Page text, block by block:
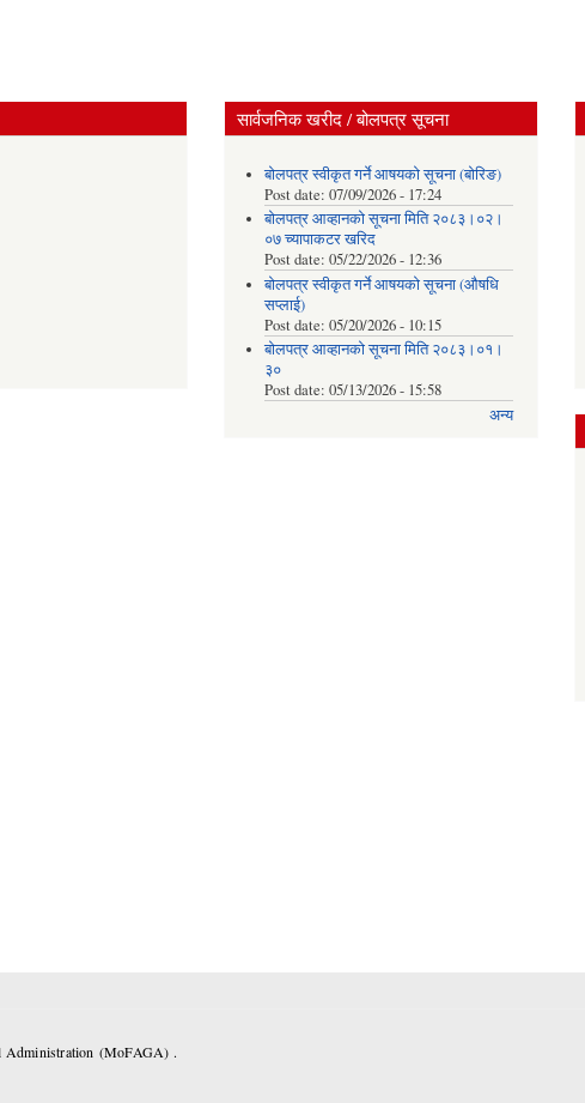
सार्वजनिक खरीद / बोलपत्र सूचना
बोलपत्र स्वीकृत गर्ने आषयको सूचना (बोरिङ)
Post date: 07/09/2026 - 17:24
बोलपत्र आव्हानको सूचना मिति २०८३।०२।
०७ च्यापाकटर खरिद
Post date: 05/22/2026 - 12:36
बोलपत्र स्वीकृत गर्ने आषयको सूचना (औषधि
सप्लाई)
Post date: 05/20/2026 - 10:15
बोलपत्र आव्हानको सूचना मिति २०८३।०१।
३०
Post date: 05/13/2026 - 15:58
अन्य
Administration (MoFAGA) .